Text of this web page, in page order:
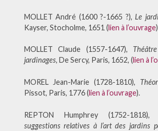
MOLLET André (1600 ?-1665 ?), Le
Kayser, Stocholme, 1651 (lien à l’ouvrage
MOLLET Claude (1557-1647), T
jardinages, De Sercy, Paris, 1652, (lien à
MOREL Jean-Marie (1728-1810),
Pissot, Paris, 1776 (lien à l’ouvrage).
REPTON Humphrey (1752-1818),
suggestions relatives à l’art des jardins